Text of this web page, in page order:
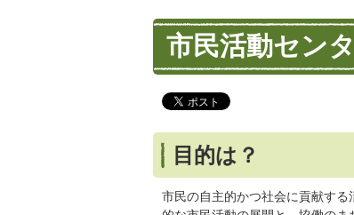
市民活動セン
目的は？
市民の自主的かつ社会に貢献す